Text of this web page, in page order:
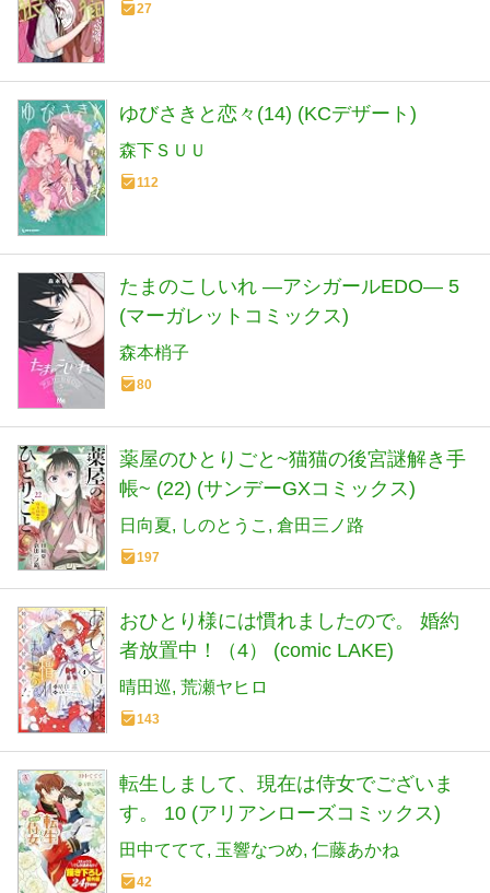
27
ゆびさきと恋々(14) (KCデザート)
森下ＳＵＵ
112
たまのこしいれ ―アシガールEDO― 5
(マーガレットコミックス)
森本梢子
80
薬屋のひとりごと~猫猫の後宮謎解き手
帳~ (22) (サンデーGXコミックス)
日向夏 しのとうこ 倉田三ノ路
197
おひとり様には慣れましたので。 婚約
者放置中！（4） (comic LAKE)
晴田巡 荒瀬ヤヒロ
143
転生しまして、現在は侍女でございま
す。 10 (アリアンローズコミックス)
田中ててて 玉響なつめ 仁藤あかね
42